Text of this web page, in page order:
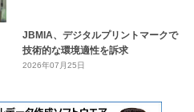
JBMIA、デジタルプリントマークで
技術的な環境適性を訴求
2026年07月25日